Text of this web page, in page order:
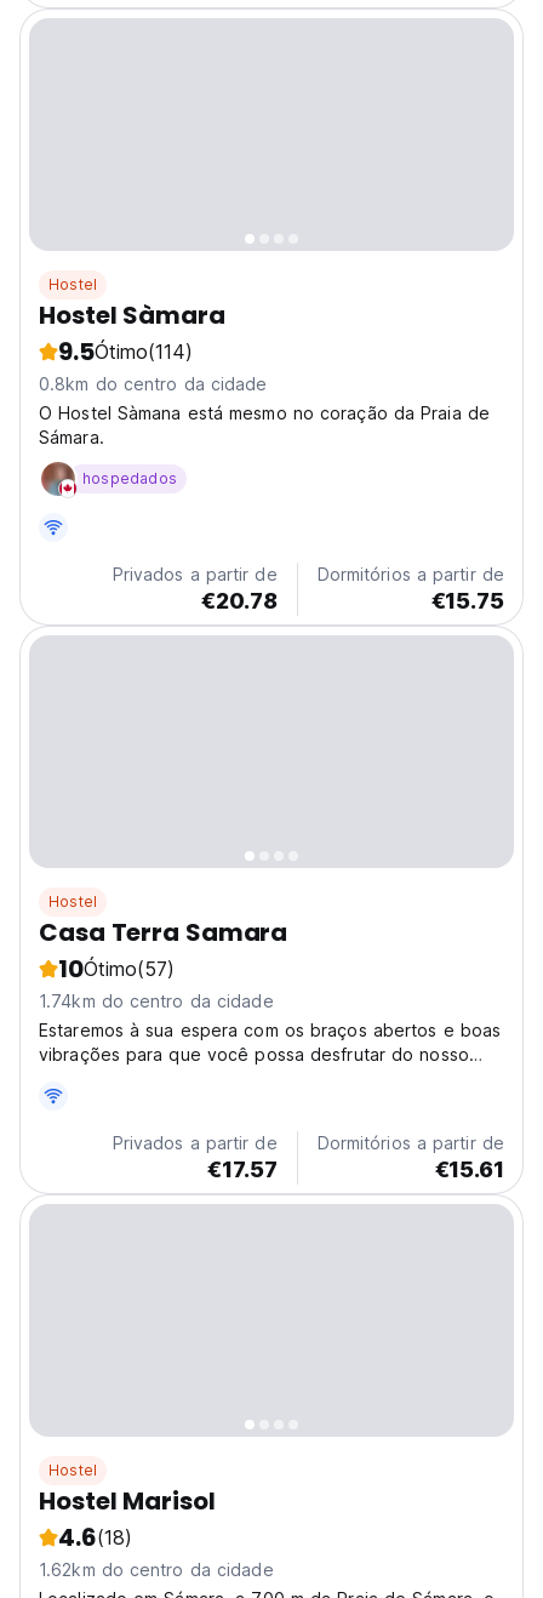
Hostel
Hostel Sàmara
9.5Ótimo(114)
0.8km do centro da cidade
O Hostel Sàmana está mesmo no coração da Praia de
Sámara.
hospedados
Privados a partir de
€20.78
Dormitórios a partir de
€15.75
Hostel
Casa Terra Samara
10Ótimo(57)
1.74km do centro da cidade
Estaremos à sua espera com os braços abertos e boas
vibrações para que você possa desfrutar do nosso
selvagem, você poderá ver iguanas gigantes, macacos
e uma grande variedade de pássaros...
Privados a partir de
€17.57
Dormitórios a partir de
€15.61
Hostel
Hostel Marisol
4.6(18)
1.62km do centro da cidade